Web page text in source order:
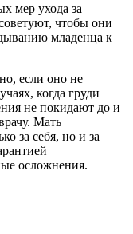
мер ухода за
чтобы они
младенца к
если оно не
когда груди
не покидают до и
Мать
за себя, но и за
осложнения.